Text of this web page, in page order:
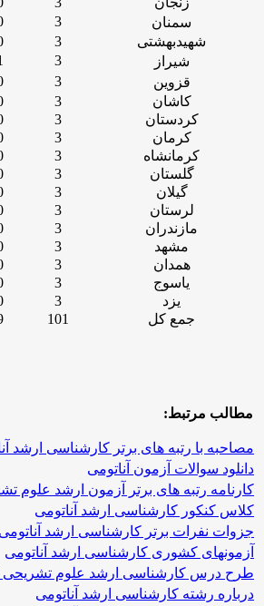
سمنان
3
شهیدبهشتی
3
شیراز
3
قزوین
3
کاشان
3
کردستان
3
کرمان
3
کرمانشاه
3
گلستان
3
گیلان
3
لرستان
3
مازندران
3
مشهد
3
همدان
3
یاسوج
3
یزد
3
جمع کل
101
مطالب مرتبط:
مصاحبه با رتبه های برتر کارشناسی ارشد
دانلود سوالات آزمون آناتومی
کارنامه رتبه های برتر آزمون ارشد علوم
کلاس کنکور کارشناسی ارشد آناتومی
جزوات نفرات برتر کارشناسی ارشد آناتومی
آزمونهای کشوری کارشناسی ارشد آناتومی
طرح درس کارشناسی ارشد علوم تشریحی
درباره رشته کارشناسی ارشد آناتومی